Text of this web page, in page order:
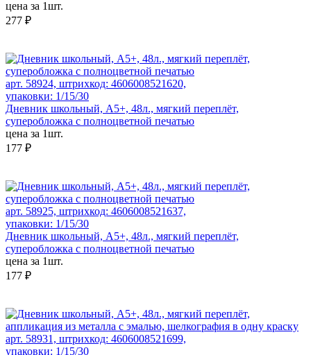
цена за 1шт.
277 ₽
арт. 58924, штрихкод: 4606008521620,
упаковки: 1/15/30
Дневник школьный, А5+, 48л., мягкий переплёт,
суперобложка с полноцветной печатью
цена за 1шт.
177 ₽
арт. 58925, штрихкод: 4606008521637,
упаковки: 1/15/30
Дневник школьный, А5+, 48л., мягкий переплёт,
суперобложка с полноцветной печатью
цена за 1шт.
177 ₽
арт. 58931, штрихкод: 4606008521699,
упаковки: 1/15/30